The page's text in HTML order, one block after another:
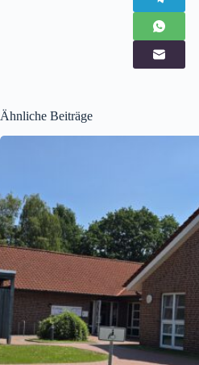
Ähnliche Beiträge